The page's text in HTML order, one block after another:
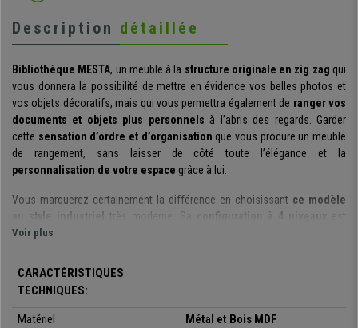
Description détaillée
Bibliothèque MESTA, un meuble à la structure originale en zig zag qui
vous donnera la possibilité de mettre en évidence vos belles photos et
vos objets décoratifs, mais qui vous permettra également de ranger vos
documents et objets plus personnels à l’abris des regards. Garder
cette sensation d’ordre et d’organisation que vous procure un meuble
de rangement, sans laisser de côté toute l’élégance et la
personnalisation de votre espace grâce à lui.
Vous marquerez certainement la différence en choisissant ce modèle
au style industriel très moderne. Sa configuration à 4 niveaux
est
composée de quatre grandes étagères et dispose également d'un
compartiments ouverts de
unrangement créatif
décoratives, empêchent également les objets de tomber
accidentellement.
Voir plus
CARACTÉRISTIQUES
TECHNIQUES:
Matériel
Métal et Bois MDF